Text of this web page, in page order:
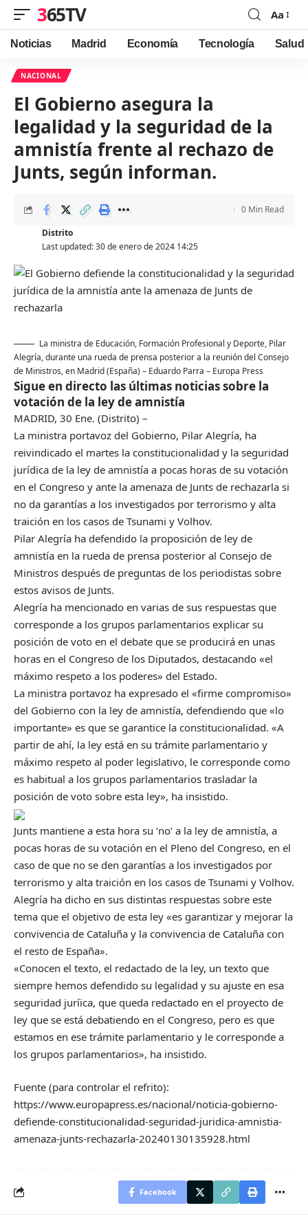
365TV
Font
Resizer
Aa
Noticias Madrid Economía Tecnología Salud
NACIONAL
El Gobierno asegura la
legalidad y la seguridad de la
amnistía frente al rechazo de
Junts, según informan.
Last updated: 30 de enero de 2024 14:25
Distrito
0 Min Read
La ministra de Educación, Formación Profesional y Deporte, Pilar
Alegría, durante una rueda de prensa posterior a la reunión del Consejo
de Ministros, en Madrid (España) – Eduardo Parra – Europa Press
Sigue en directo las últimas noticias sobre la
votación de la ley de amnistía
MADRID, 30 Ene. (Distrito) –
La ministra portavoz del Gobierno, Pilar Alegría, ha
reivindicado el martes la constitucionalidad y la seguridad
jurídica de la ley de amnistía a pocas horas de su votación
en el Congreso y ante la amenaza de Junts de rechazarla si
no da garantías a los investigados por terrorismo y alta
traición en los casos de Tsunami y Volhov.
Pilar Alegría ha defendido la proposición de ley de
amnistía en la rueda de prensa posterior al Consejo de
Ministros después de preguntas de los periodistas sobre
estos avisos de Junts.
Alegría ha mencionado en varias de sus respuestas que
corresponde a los grupos parlamentarios explicar su
posición de voto en el debate que se producirá en unas
horas en el Congreso de los Diputados, destacando «el
máximo respeto a los poderes» del Estado.
La ministra portavoz ha expresado el «firme compromiso»
del Gobierno con la ley de amnistía, defendiendo que «lo
importante» es que se garantice la constitucionalidad. «A
partir de ahí, la ley está en su trámite parlamentario y
máximo respeto al poder legislativo, le corresponde como
es habitual a los grupos parlamentarios trasladar la
posición de voto sobre esta ley», ha insistido.
Junts mantiene a esta hora su ‘no’ a la ley de amnistía, a
pocas horas de su votación en el Pleno del Congreso, en el
caso de que no se den garantías a los investigados por
terrorismo y alta traición en los casos de Tsunami y Volhov.
Alegría ha dicho en sus distintas respuestas sobre este
tema que el objetivo de esta ley «es garantizar y mejorar la
convivencia de Cataluña y la convivencia de Cataluña con
el resto de España».
«Conocen el texto, el redactado de la ley, un texto que
siempre hemos defendido su legalidad y su ajuste en esa
seguridad juríica, que queda redactado en el proyecto de
ley que se está debatiendo en el Congreso, pero es que
estamos en ese trámite parlamentario y le corresponde a
los grupos parlamentarios», ha insistido.
Fuente (para controlar el refrito):
https://www.europapress.es/nacional/noticia-gobierno-
defiende-constitucionalidad-seguridad-juridica-amnistia-
amenaza-junts-rechazarla-20240130135928.html
Facebook